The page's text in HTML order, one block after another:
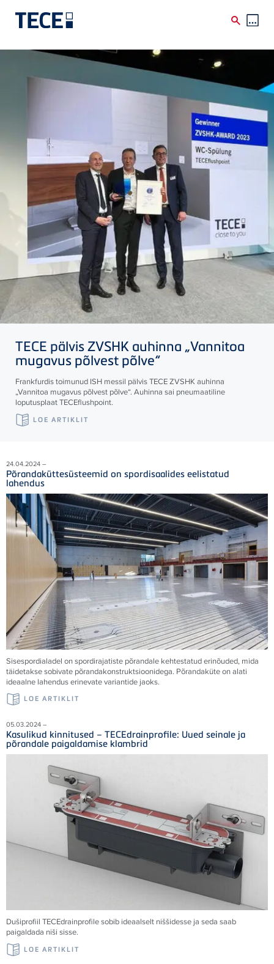
Skip to main content
TECE pälvis ZVSHK auhinna „Vannitoa
mugavus põlvest põlve“
Frankfurdis toimunud ISH messil pälvisTECEZVSHK auhinna
„Vannitoa mugavus põlvest põlve“. Auhinna sai pneumaatiline
loputusplaatTECEflushpoint.
LOE ARTIKLIT
24.04.2024 –
Põrandaküttesüsteemid on spordisaalides eelistatud
lahendus
Sisespordialadel on spordirajatiste põrandale kehtestatud erinõuded, mida
täidetakse sobivate põrandakonstruktsioonidega. Põrandaküte on alati
ideaalne lahendus erinevate variantide jaoks.
LOE ARTIKLIT
05.03.2024 –
Kasulikud kinnitused – TECEdrainprofile: Uued seinale ja
põrandale paigaldamise klambrid
Dušiprofiil TECEdrainprofile sobib ideaalselt niššidesse ja seda saab
paigaldada niši sisse.
LOE ARTIKLIT